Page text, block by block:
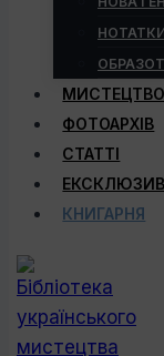
ФОТОАРХІВ
СТАТТІ
ЕКСКЛЮЗИВ
КНИГАРНЯ